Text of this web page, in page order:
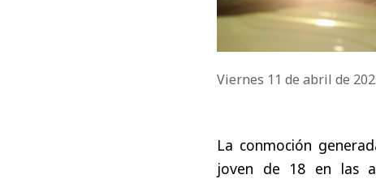
Viernes 11 de abril de
La conmoción
joven de 18 en las